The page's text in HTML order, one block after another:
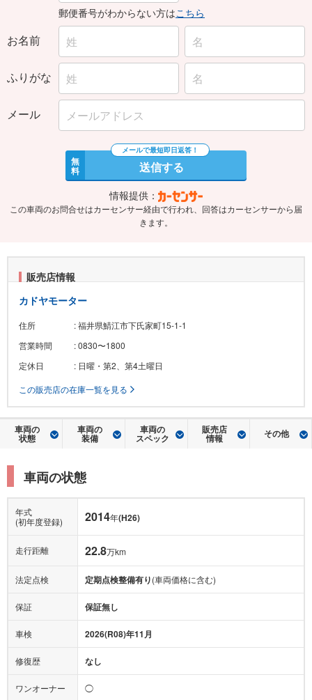
郵便番号がわからない方はこちら
お名前
ふりがな
メール
無
料 送信する
情報提供：
この車両のお問合せはカーセンサー経由で行われ、回答はカーセンサーから届
きます。
販売店情報
カドヤモーター
住所
: 福井県鯖江市下氏家町15-1-1
営業時間
: 0830〜1800
定休日
: 日曜・第2、第4土曜日
この販売店の在庫一覧を見る
車両の
状態
車両の
装備
車両の
スペック
販売店
情報 その他
車両の状態
年式
(初年度登録)
2014年(H26)
走行距離 22.8万km
法定点検 定期点検整備有り(車両価格に含む)
保証 保証無し
車検 2026(R08)年11月
修復歴 なし
ワンオーナー ◯